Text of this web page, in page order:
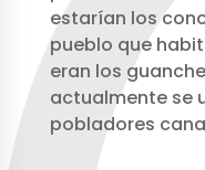
estarían los
pueblo que
eran los
actualmente se
pobladores